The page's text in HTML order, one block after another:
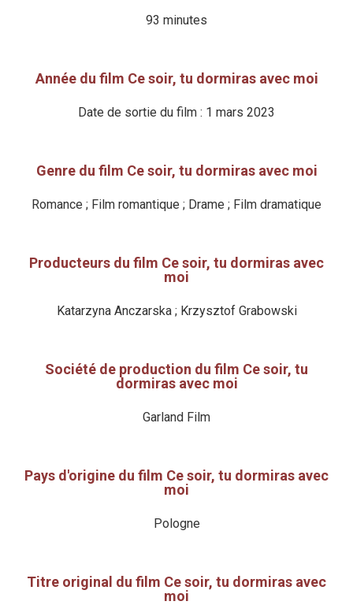
93 minutes
Année du film Ce soir, tu dormiras avec moi
Date de sortie du film : 1 mars 2023
Genre du film Ce soir, tu dormiras avec moi
Romance ; Film romantique ; Drame ; Film dramatique
Producteurs du film Ce soir, tu dormiras avec
moi
Katarzyna Anczarska ; Krzysztof Grabowski
Société de production du film Ce soir, tu
dormiras avec moi
Garland Film
Pays d'origine du film Ce soir, tu dormiras avec
moi
Pologne
Titre original du film Ce soir, tu dormiras avec
moi